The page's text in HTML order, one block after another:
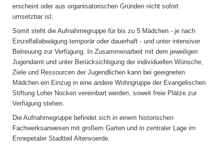
erscheint oder aus organisatorischen Gründen nicht sofort
umsetzbar ist.
Somit steht die Aufnahmegruppe für bis zu 5 Mädchen - je nach
Einzelfallabwägung temporär oder dauerhaft - und unter intensiver
Betreuung zur Verfügung. In Zusammenarbeit mit dem jeweiligen
Jugendamt und unter Berücksichtigung der individuellen Wünsche,
Ziele und Ressourcen der Jugendlichen kann bei geeigneten
Mädchen ein Einzug in eine andere Wohngruppe der Evangelischen
Stiftung Loher Nocken vereinbart werden, soweit freie Plätze zur
Verfügung stehen.
Die Aufnahmegruppe befindet sich in einem historischen
Fachwerksanwesen mit großem Garten und in zentraler Lage im
Ennepetaler Stadtteil Altenvoerde.